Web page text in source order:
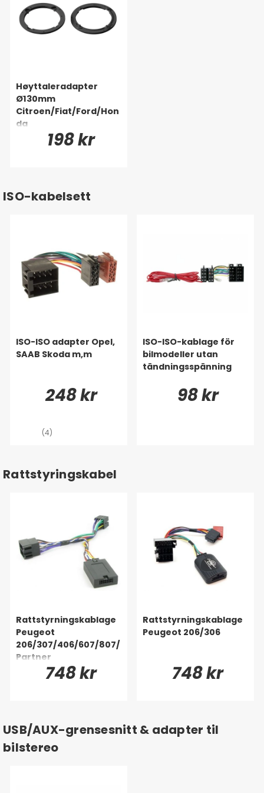
Høyttaleradapter
Ø130mm
Citroen/Fiat/Ford/Hon
da
198 kr
ISO-kabelsett
ISO-ISO adapter Opel,
SAAB Skoda m,m
248 kr
(4)
ISO-ISO-kablage för
bilmodeller utan
tändningsspänning
98 kr
Rattstyringskabel
Rattstyrningskablage
Peugeot
206/307/406/607/807/
Partner
748 kr
Rattstyrningskablage
Peugeot 206/306
748 kr
USB/AUX-grensesnitt & adapter til
bilstereo